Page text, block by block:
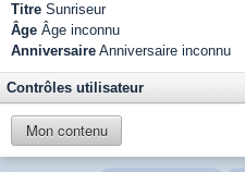
Titre Sunriseur
Âge Âge inconnu
Anniversaire Anniversaire inconnu
Contrôles utilisateur
Mon contenu